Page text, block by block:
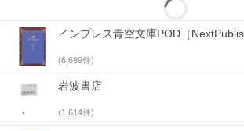
インプレス青空文庫POD［
(6,699件)
岩波書店
(1,614件)